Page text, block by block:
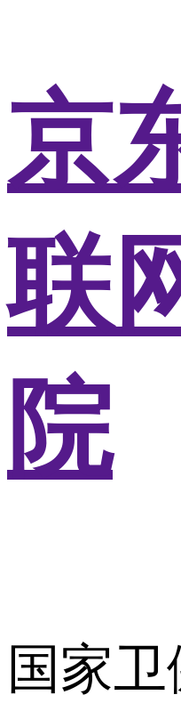
京
联
院
国家